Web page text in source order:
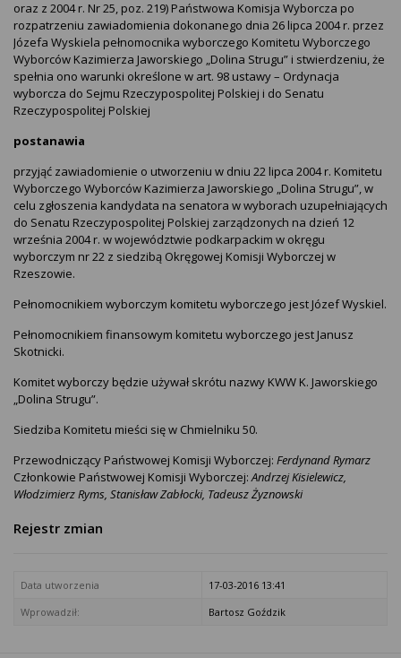
oraz z 2004 r. Nr 25, poz. 219) Państwowa Komisja Wyborcza po
rozpatrzeniu zawiadomienia dokonanego dnia 26 lipca 2004 r. przez
Józefa Wyskiela pełnomocnika wyborczego Komitetu Wyborczego
Wyborców Kazimierza Jaworskiego „Dolina Strugu” i stwierdzeniu, że
spełnia ono warunki określone w art. 98 ustawy – Ordynacja
wyborcza do Sejmu Rzeczypospolitej Polskiej i do Senatu
Rzeczypospolitej Polskiej
postanawia
przyjąć zawiadomienie o utworzeniu w dniu 22 lipca 2004 r. Komitetu
Wyborczego Wyborców Kazimierza Jaworskiego „Dolina Strugu”, w
celu zgłoszenia kandydata na senatora w wyborach uzupełniających
do Senatu Rzeczypospolitej Polskiej zarządzonych na dzień 12
września 2004 r. w województwie podkarpackim w okręgu
wyborczym nr 22 z siedzibą Okręgowej Komisji Wyborczej w
Rzeszowie.
Pełnomocnikiem wyborczym komitetu wyborczego jest Józef Wyskiel.
Pełnomocnikiem finansowym komitetu wyborczego jest Janusz
Skotnicki.
Komitet wyborczy będzie używał skrótu nazwy KWW K. Jaworskiego
„Dolina Strugu”.
Siedziba Komitetu mieści się w Chmielniku 50.
Przewodniczący Państwowej Komisji Wyborczej: Ferdynand Rymarz
Członkowie Państwowej Komisji Wyborczej:Andrzej Kisielewicz,
Włodzimierz Ryms, Stanisław Zabłocki, Tadeusz Żyznowski
Rejestr zmian
Data utworzenia
17-03-2016 13:41
Wprowadził:
Bartosz Goździk